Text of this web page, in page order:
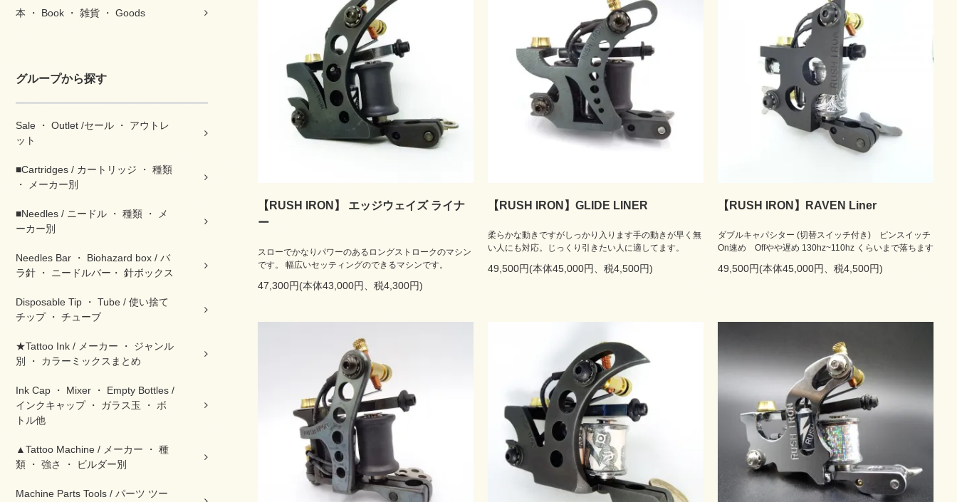
本 ・ Book ・ 雑貨 ・ Goods
グループから探す
Sale ・ Outlet /セール ・ アウトレ
ット
■Cartridges / カートリッジ ・ 種類
・ メーカー別
■Needles / ニードル ・ 種類 ・ メ
ーカー別
Needles Bar ・ Biohazard box / バ
ラ針 ・ ニードルバー・ 針ボックス
Disposable Tip ・ Tube / 使い捨て
チップ ・ チューブ
★Tattoo Ink / メーカー ・ ジャンル
別 ・ カラーミックスまとめ
Ink Cap ・ Mixer ・ Empty Bottles /
インクキャップ ・ ガラス玉 ・ ボ
トル他
▲Tattoo Machine / メーカー ・ 種
類 ・ 強さ ・ ビルダー別
Machine Parts Tools / パーツ ツー
【RUSH IRON】 エッジウェイズ ライナ
ー
スローでかなりパワーのあるロングストロークのマシン
です。 幅広いセッティングのできるマシンです。
47,300円(本体43,000円、税4,300円)
【RUSH IRON】GLIDE LINER
柔らかな動きですがしっかり入ります手の動きが早く無
い人にも対応。じっくり引きたい人に適してます。
49,500円(本体45,000円、税4,500円)
【RUSH IRON】RAVEN Liner
ダブルキャパシター (切替スイッチ付き) ピンスイッチ
On速め Offやや遅め 130hz~110hz くらいまで落ちます
49,500円(本体45,000円、税4,500円)